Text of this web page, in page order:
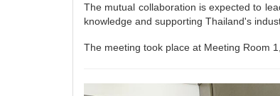
The mutual collaboration is expected to
knowledge and supporting Thailand's
The meeting took place at Meeting Room